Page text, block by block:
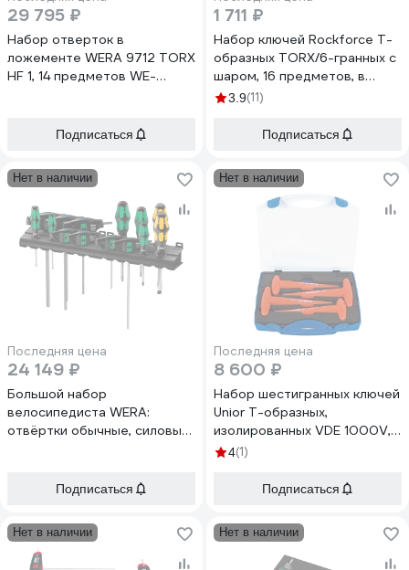
29 795 ₽
Набор отверток в
ложементе WERA 9712 TORX
HF 1, 14 предметов WE-
Подписаться
1 711 ₽
Набор ключей Rockforce Т-
образных TORX/6-гранных с
шаром, 16 предметов, в
кейсе RF-5166B(25683)
3.9(11)
Подписаться
Нет в наличии
Последняя цена
24 149 ₽
Большой набор
велосипедиста WERA:
отвёртки обычные, силовые
Подписаться
Нет в наличии
Последняя цена
8 600 ₽
Набор шестигранных ключей
Unior Т-образных,
изолированных VDE 1000V, в
кейсе, 4 пр. 3838909216485
4(1)
Подписаться
Нет в наличии Нет в наличии